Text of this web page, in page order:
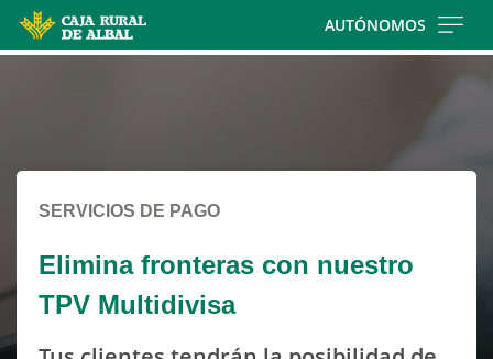
Skip to main contentt
AUTÓNOMOS
SERVICIOS DE PAGO
Elimina fronteras con nuestro
TPV Multidivisa